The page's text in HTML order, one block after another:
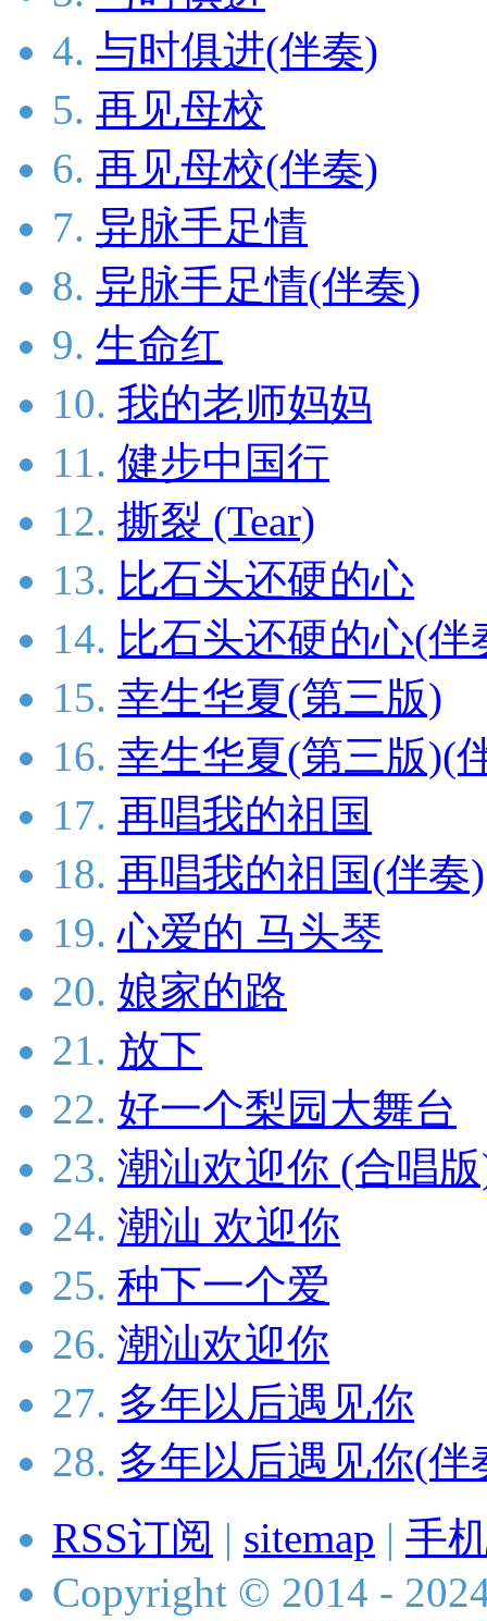
4. 与时俱进(伴奏)
5. 再见母校
6. 再见母校(伴奏)
7. 异脉手足情
8. 异脉手足情(伴奏)
9. 生命红
10. 我的老师妈妈
11. 健步中国行
12. 撕裂 (Tear)
13. 比石头还硬的心
14. 比石头还硬的心(伴
15. 幸生华夏(第三版)
16. 幸生华夏(第三版)(
17. 再唱我的祖国
18. 再唱我的祖国(伴奏)
19. 心爱的 马头琴
20. 娘家的路
21. 放下
22. 好一个梨园大舞台
23. 潮汕欢迎你 (合唱
24. 潮汕 欢迎你
25. 种下一个爱
26. 潮汕欢迎你
27. 多年以后遇见你
28. 多年以后遇见你(伴
RSS订阅 | sitemap | 手
Copyright © 2014 -